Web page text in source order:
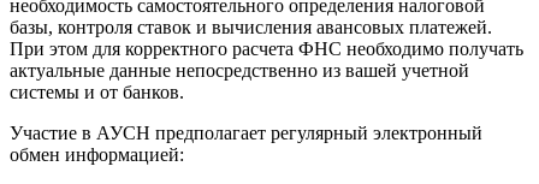
необходимость самостоятельного определения налоговой
базы, контроля ставок и вычисления авансовых платежей.
При этом для корректного расчета ФНС необходимо получать
актуальные данные непосредственно из вашей учетной
системы и от банков.
Участие в АУСН предполагает регулярный электронный
обмен информацией: